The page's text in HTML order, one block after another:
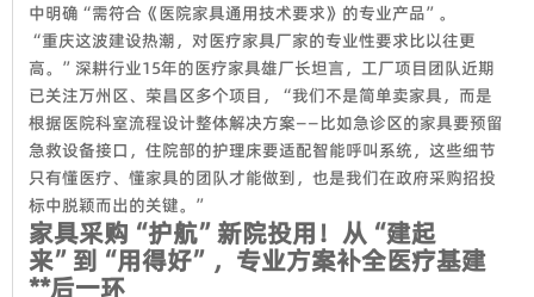
中明确“需符合《医院家具通用技术要求》的专业产品”。
“重庆这波建设热潮，对医疗家具厂家的专业性要求比以往更
高。”深耕行业15年的医疗家具雄厂长坦言，工厂项目团队近期
已关注万州区、荣昌区多个项目，“我们不是简单卖家具，而是
根据医院科室流程设计整体解决方案——比如急诊区的家具要预留
急救设备接口，住院部的护理床要适配智能呼叫系统，这些细节
只有懂医疗、懂家具的团队才能做到，也是我们在政府采购招投
标中脱颖而出的关键。”
家具采购“护航”新院投用！从“建起
来”到“用得好”，专业方案补全医疗基建
**后一环